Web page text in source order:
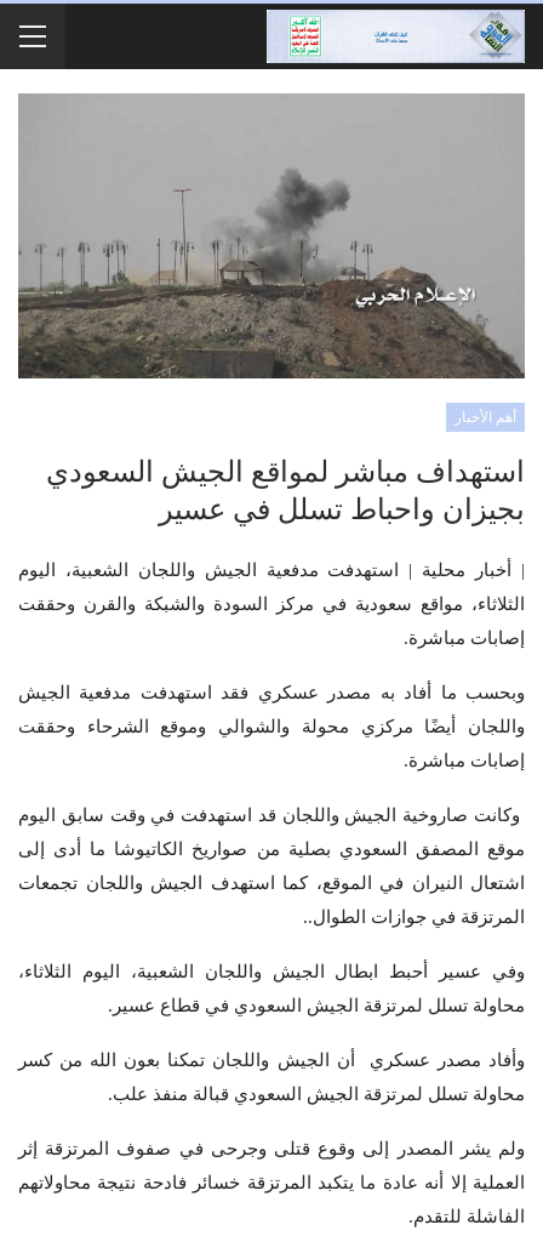
أهم الأخبار
استهداف مباشر لمواقع الجيش السعودي
بجيزان واحباط تسلل في عسير
| أخبار محلية | استهدفت مدفعية الجيش واللجان الشعبية، اليوم
الثلاثاء، مواقع سعودية في مركز السودة والشبكة والقرن وحققت
إصابات مباشرة.
وبحسب ما أفاد به مصدر عسكري فقد استهدفت مدفعية الجيش
واللجان أيضًا مركزي محولة والشوالي وموقع الشرحاء وحققت
إصابات مباشرة.
وكانت صاروخية الجيش واللجان قد استهدفت في وقت سابق اليوم
موقع المصفق السعودي بصلية من صواريخ الكاتيوشا ما أدى إلى
اشتعال النيران في الموقع، كما استهدف الجيش واللجان تجمعات
المرتزقة في جوازات الطوال..
وفي عسير أحبط ابطال الجيش واللجان الشعبية، اليوم الثلاثاء،
محاولة تسلل لمرتزقة الجيش السعودي في قطاع عسير.
وأفاد مصدر عسكري أن الجيش واللجان تمكنا بعون الله من كسر
محاولة تسلل لمرتزقة الجيش السعودي قبالة منفذ علب.
ولم يشر المصدر إلى وقوع قتلى وجرحى في صفوف المرتزقة إثر
العملية إلا أنه عادة ما يتكبد المرتزقة خسائر فادحة نتيجة محاولاتهم
الفاشلة للتقدم.